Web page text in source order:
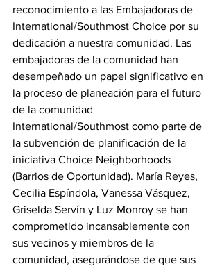
reconocimiento a las Embajadoras de
International/Southmost Choice por su
dedicación a nuestra comunidad. Las
embajadoras de la comunidad han
desempeñado un papel significativo en
la proceso de planeación para el futuro
de la comunidad
International/Southmost como parte de
la subvención de planificación de la
iniciativa Choice Neighborhoods
(Barrios de Oportunidad). María Reyes,
Cecilia Espíndola, Vanessa Vásquez,
Griselda Servín y Luz Monroy se han
comprometido incansablemente con
sus vecinos y miembros de la
comunidad, asegurándose de que sus